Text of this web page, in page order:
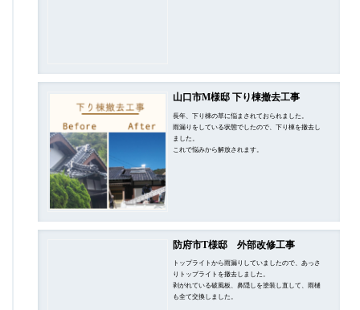
山口市M様邸 下り棟撤去工事
長年、下り棟の草に悩まされておられました。
雨漏りをしている状態でしたので、下り棟を撤去し
ました。
これで悩みから解放されます。
防府市T様邸 外部改修工事
トップライトから雨漏りしていましたので、あっさ
りトップライトを撤去しました。
剥がれている破風板、鼻隠しを塗装し直して、雨樋
も全て交換しました。